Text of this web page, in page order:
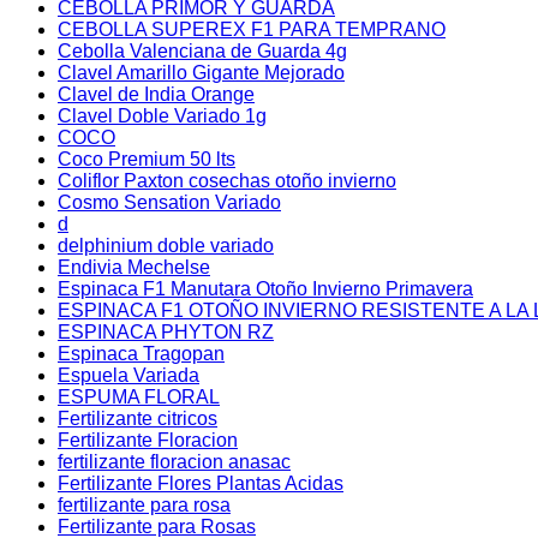
CEBOLLA PRIMOR Y GUARDA
CEBOLLA SUPEREX F1 PARA TEMPRANO
Cebolla Valenciana de Guarda 4g
Clavel Amarillo Gigante Mejorado
Clavel de India Orange
Clavel Doble Variado 1g
COCO
Coco Premium 50 lts
Coliflor Paxton cosechas otoño invierno
Cosmo Sensation Variado
d
delphinium doble variado
Endivia Mechelse
Espinaca F1 Manutara Otoño Invierno Primavera
ESPINACA F1 OTOÑO INVIERNO RESISTENTE A LA
ESPINACA PHYTON RZ
Espinaca Tragopan
Espuela Variada
ESPUMA FLORAL
Fertilizante citricos
Fertilizante Floracion
fertilizante floracion anasac
Fertilizante Flores Plantas Acidas
fertilizante para rosa
Fertilizante para Rosas